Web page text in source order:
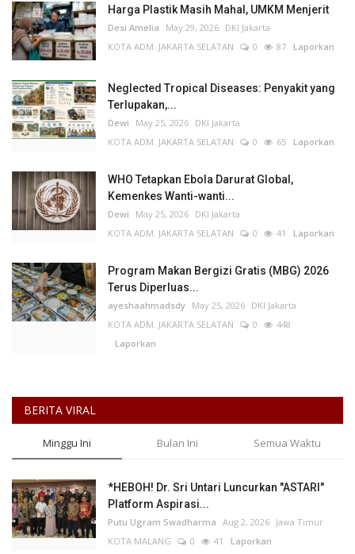
Harga Plastik Masih Mahal, UMKM Menjerit
Desi Amelia May 29, 2026 DKI Jakarta
KOTA ADM. JAKARTA SELATAN
0 87 Laporkan
Neglected Tropical Diseases: Penyakit yang
Terlupakan,...
Dewi May 25, 2026 DKI Jakarta
KOTA ADM. JAKARTA SELATAN
0 65 Laporkan
WHO Tetapkan Ebola Darurat Global,
Kemenkes Wanti-wanti...
Dewi May 25, 2026 DKI Jakarta
KOTA ADM. JAKARTA SELATAN
0 41 Laporkan
Program Makan Bergizi Gratis (MBG) 2026
Terus Diperluas...
ayeshaahmadsdy May 25, 2026 DKI Jakarta
KOTA ADM. JAKARTA SELATAN
0
448
Laporkan
BERITA VIRAL
Minggu Ini Bulan Ini Semua Waktu
*HEBOH! Dr. Sri Untari Luncurkan "ASTARI"
Platform Aspirasi...
Putu Ugram Swadharma Aug 2, 2026 Jawa Timur
KOTA MALANG
0 41 Laporkan